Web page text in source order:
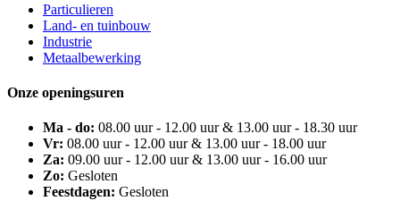
Particulieren
Land- en tuinbouw
Industrie
Metaalbewerking
Onze openingsuren
Ma - do: 08.00 uur - 12.00 uur & 13.00 uur - 18.30 uur
Vr: 08.00 uur - 12.00 uur & 13.00 uur - 18.00 uur
Za: 09.00 uur - 12.00 uur & 13.00 uur - 16.00 uur
Zo: Gesloten
Feestdagen: Gesloten